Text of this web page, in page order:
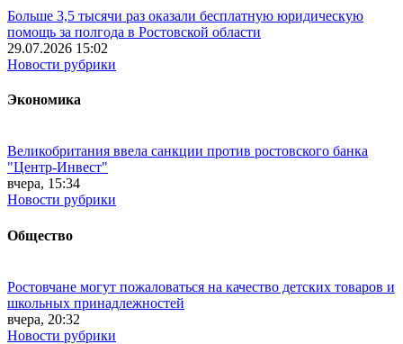
Больше 3,5 тысячи раз оказали бесплатную юридическую
помощь за полгода в Ростовской области
29.07.2026 15:02
Новости рубрики
Экономика
Великобритания ввела санкции против ростовского банка
"Центр-Инвест"
вчера, 15:34
Новости рубрики
Общество
Ростовчане могут пожаловаться на качество детских товаров и
школьных принадлежностей
вчера, 20:32
Новости рубрики